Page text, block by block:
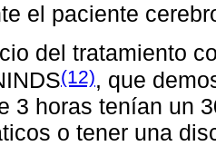
el paciente
del tratamiento
(12), que
3 horas tenían un
o tener una